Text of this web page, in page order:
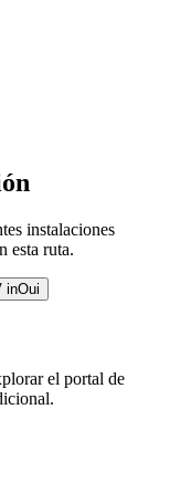
instalaciones
esta ruta.
inOui
el portal de